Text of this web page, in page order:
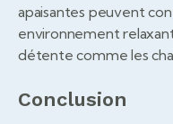
apaisantes peuvent
environnement
détente comme les
Conclusion